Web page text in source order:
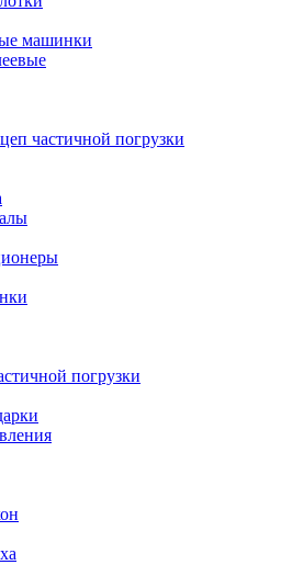
машинки
частичной погрузки
погрузки